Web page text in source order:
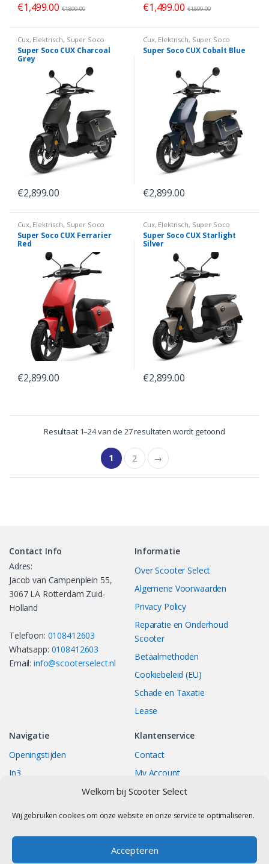
Welkom bij Scooter Select
Wij gebruiken cookies om onze website en onze service te optimaliseren.
Accepteren
€1,499.00 €1,899.00 €1,499.00 €1,899.00
Cux, Elektrisch, Super Soco
Super Soco CUX Charcoal
Grey
€2,899.00
Cux, Elektrisch, Super Soco
Super Soco CUX Cobalt Blue
€2,899.00
Cux, Elektrisch, Super Soco
Super Soco CUX Ferrarier
Red
€2,899.00
Cux, Elektrisch, Super Soco
Super Soco CUX Starlight
Silver
€2,899.00
Resultaat 1–24 van de 27 resultaten wordt getoond
1 2 →
Contact Info
Adres:
Jacob van Campenplein 55,
3067 LA Rotterdam Zuid-
Holland
Telefoon: 0108412603
Whatsapp: 0108412603
Email:info@scooterselect.nl
Informatie
Over Scooter Select
Algemene Voorwaarden
Privacy Policy
Reparatie en Onderhoud
Scooter
Betaalmethoden
Cookiebeleid (EU)
Schade en Taxatie
Lease
Navigatie
Openingstijden
In3
Klantenservice
Contact
My Account
Track your Order